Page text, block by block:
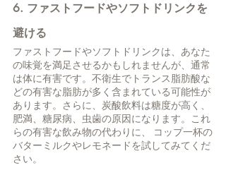
6. ファストフードやソフトドリンクを
避ける
ファストフードやソフトドリンクは、あなた
の味覚を満足させるかもしれませんが、通常
は体に有害です。不衛生でトランス脂肪酸な
どの有害な脂肪が多く含まれている可能性が
あります。さらに、炭酸飲料は糖度が高く、
肥満、糖尿病、虫歯の原因になります。これ
らの有害な飲み物の代わりに、 コップ一杯の
バターミルクやレモネードを試してみてくだ
さい。